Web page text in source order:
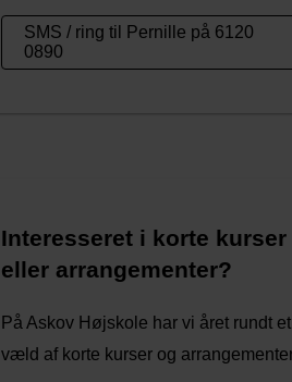
SMS / ring til Pernille på 6120
0890
Interesseret i korte kurser
eller arrangementer?
På Askov Højskole har vi året rundt et
væld af korte kurser og